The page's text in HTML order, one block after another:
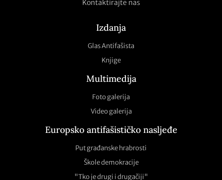
Kontaktirajte nas
Izdanja
Glas Antifašista
Knjige
Multimedija
Foto galerija
Video galerija
Europsko antifašističko nasljeđe
Put građanske hrabrosti
Škole demokracije
"Tko je drugi i drugačiji"